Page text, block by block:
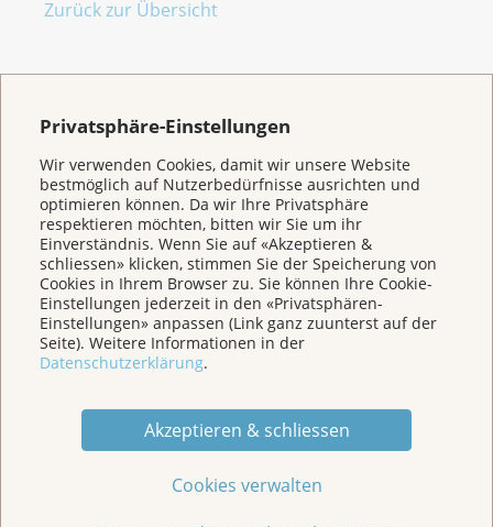
Privatsphäre-Einstellungen
Wir verwenden Cookies, damit wir unsere Website
bestmöglich auf Nutzerbedürfnisse ausrichten und
optimieren können. Da wir Ihre Privatsphäre
respektieren möchten, bitten wir Sie um ihr
Einverständnis. Wenn Sie auf «Akzeptieren &
schliessen» klicken, stimmen Sie der Speicherung von
Cookies in Ihrem Browser zu. Sie können Ihre Cookie-
Einstellungen jederzeit in den «Privatsphären-
Einstellungen» anpassen (Link ganz zuunterst auf der
Seite). Weitere Informationen in der
Datenschutzerklärung.
Akzeptieren & schliessen
Cookies verwalten
Zurück zur Übersicht
Weitere Themen
Home
Für Betroffene & Angehörige
Prävention